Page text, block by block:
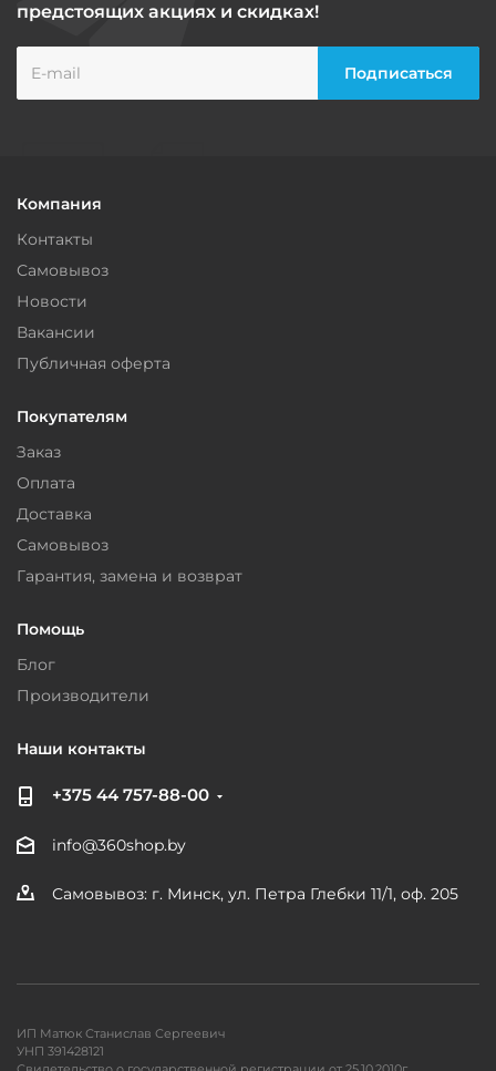
предстоящих акциях и скидках!
Компания
Контакты
Самовывоз
Новости
Вакансии
Публичная оферта
Покупателям
Заказ
Оплата
Доставка
Самовывоз
Гарантия, замена и возврат
Помощь
Блог
Производители
Наши контакты
+375 44 757-88-00
info@360shop.by
Самовывоз: г. Минск, ул. Петра Глебки 11/1, оф. 205
ИП Матюк Станислав Сергеевич
УНП 391428121